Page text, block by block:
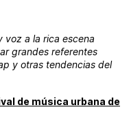
voz a la rica escena
grandes referentes
y otras tendencias del
de música urbana de